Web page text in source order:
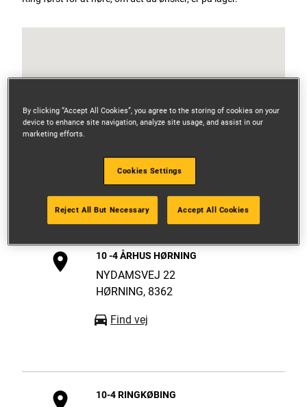
10 -4 ÅRHUS HØRNING
NYDAMSVEJ 22
HØRNING, 8362
Find vej
10-4 RINGKØBING
By clicking “Accept All Cookies”, you agree to the storing of cookies on your
device to enhance site navigation, analyze site usage, and assist in our
marketing efforts.
Cookies Settings
Reject All But Necessary Accept All Cookies